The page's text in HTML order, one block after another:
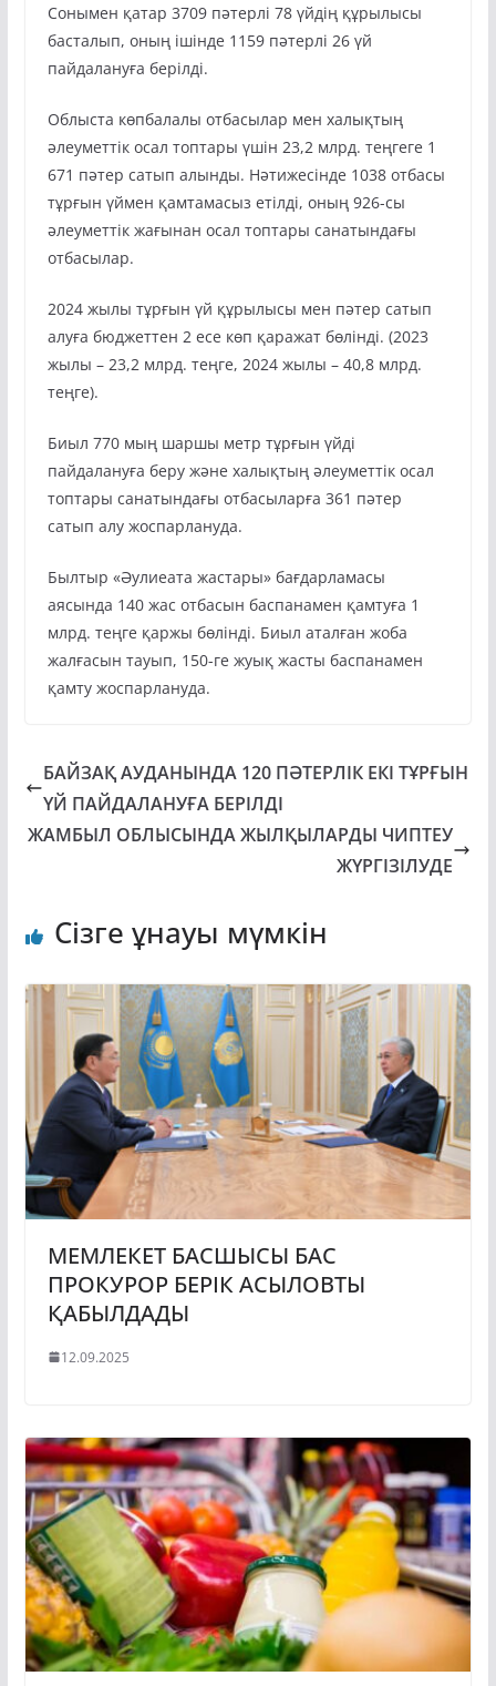
Сонымен қатар 3709 пәтерлі 78 үйдің құрылысы
басталып, оның ішінде 1159 пәтерлі 26 үй
пайдалануға берілді.
Облыста көпбалалы отбасылар мен халықтың
әлеуметтік осал топтары үшін 23,2 млрд. теңгеге 1
671 пәтер сатып алынды. Нәтижесінде 1038 отбасы
тұрғын үймен қамтамасыз етілді, оның 926-сы
әлеуметтік жағынан осал топтары санатындағы
отбасылар.
2024 жылы тұрғын үй құрылысы мен пәтер сатып
алуға бюджеттен 2 есе көп қаражат бөлінді. (2023
жылы – 23,2 млрд. теңге, 2024 жылы – 40,8 млрд.
теңге).
Биыл 770 мың шаршы метр тұрғын үйді
пайдалануға беру және халықтың әлеуметтік осал
топтары санатындағы отбасыларға 361 пәтер
сатып алу жоспарлануда.
Былтыр «Әулиеата жастары» бағдарламасы
аясында 140 жас отбасын баспанамен қамтуға 1
млрд. теңге қаржы бөлінді. Биыл аталған жоба
жалғасын тауып, 150-ге жуық жасты баспанамен
қамту жоспарлануда.
БАЙЗАҚ АУДАНЫНДА 120 ПӘТЕРЛІК ЕКІ ТҰРҒЫН
ҮЙ ПАЙДАЛАНУҒА БЕРІЛДІ
ЖАМБЫЛ ОБЛЫСЫНДА ЖЫЛҚЫЛАРДЫ ЧИПТЕУ
ЖҮРГІЗІЛУДЕ
Сізге ұнауы мүмкін
МЕМЛЕКЕТ БАСШЫСЫ БАС
ПРОКУРОР БЕРІК АСЫЛОВТЫ
ҚАБЫЛДАДЫ
12.09.2025